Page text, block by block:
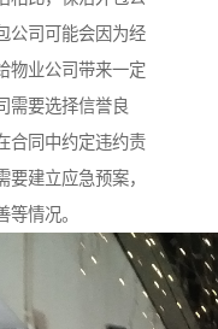
公司可能会因为经
物业公司带来一定
需要选择信誉良
合同中约定违约责
建立应急预案，
情况。